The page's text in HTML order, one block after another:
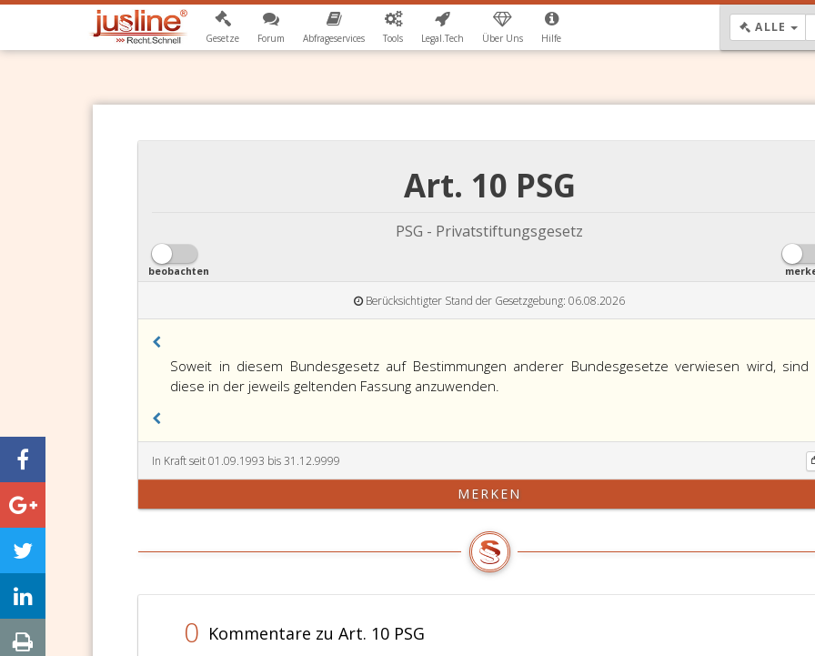
Gesetze Forum Abfrageservices Tools Legal.Tech Über Uns Hilfe
ALLE
Art. 10 PSG
PSG - Privatstiftungsgesetz
beobachten
Berücksichtigter Stand der Gesetzgebung: 06.08.2026
Soweit in diesem Bundesgesetz auf Bestimmungen anderer Bundesgesetze verwiesen wird, sind
diese in der jeweils geltenden Fassung anzuwenden.
In Kraft seit 01.09.1993 bis 31.12.9999
MERKEN
0 Kommentare zu Art. 10 PSG